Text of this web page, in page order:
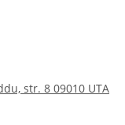
str. 8 09010 UTA